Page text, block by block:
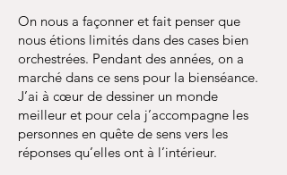
On nous a façonner et fait penser que
nous étions limités dans des cases bien
orchestrées. Pendant des années, on a
marché dans ce sens pour la bienséance.
J’ai à cœur de dessiner un monde
meilleur et pour cela j’accompagne les
personnes en quête de sens vers les
réponses qu’elles ont à l’intérieur.